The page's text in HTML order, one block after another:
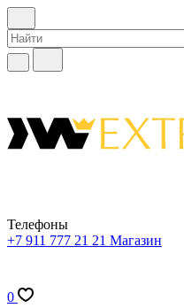
Телефоны
+7 911 777 21 21 Магазин
0